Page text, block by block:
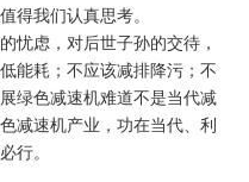
得我们认真思考。
虑，对后世子孙的交待，
能耗；不应该减排降污；不
绿色减速机难道不是当代减
减速机产业，功在当代、利
行。